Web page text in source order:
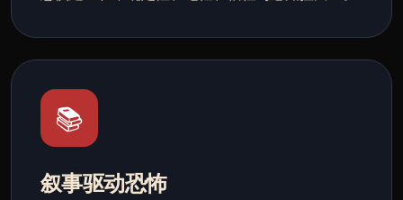
📚
叙事驱动恐怖